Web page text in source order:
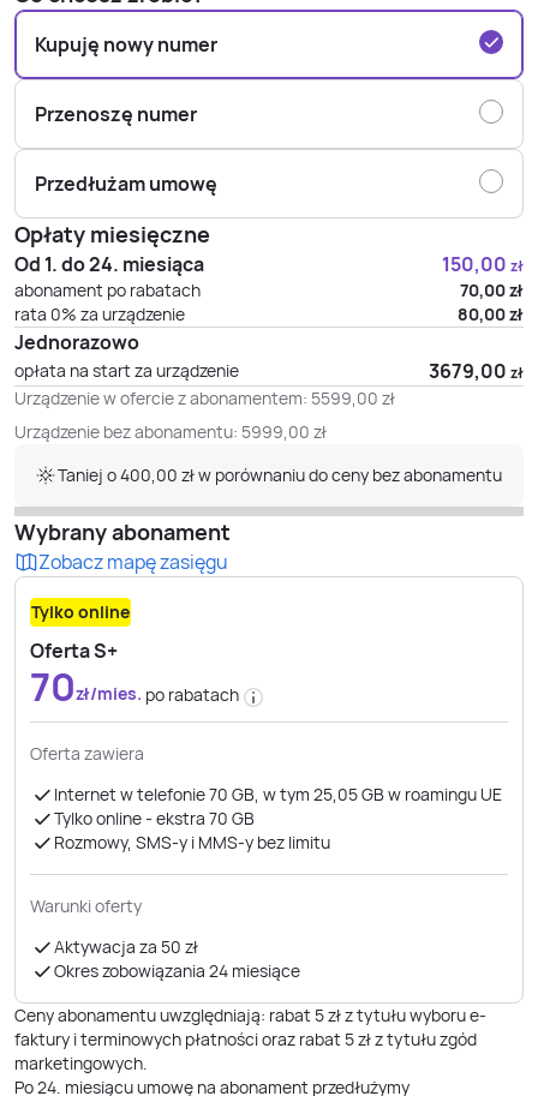
Kupuję nowy numer
Przenoszę numer
Przedłużam umowę
Opłaty miesięczne
Od 1. do 24. miesiąca 150,00 zł
abonament po rabatach 70,00zł
rata 0% za urządzenie
80,00zł
Jednorazowo
opłata na start za urządzenie 3679,00 zł
Urządzenie w ofercie z abonamentem: 5599,00 zł
Urządzenie bez abonamentu: 5999,00 zł
Taniej o 400,00 zł w porównaniu do ceny bez abonamentu
Wybrany abonament
Zobacz mapę zasięgu
Tylko online
Oferta S+
70zł/mies. po rabatach
Oferta zawiera
Internet w telefonie 70 GB, w tym 25,05 GB w roamingu UE
Tylko online - ekstra 70 GB
Rozmowy, SMS-y i MMS-y bez limitu
Warunki oferty
Aktywacja za 50 zł
Okres zobowiązania 24 miesiące
Ceny abonamentu uwzględniają: rabat 5 zł z tytułu wyboru e-
faktury i terminowych płatności oraz rabat 5 zł z tytułu zgód
marketingowych.
Po24. miesiącu umowę na abonament przedłużymy